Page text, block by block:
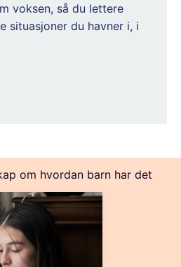
voksen, så du lettere
situasjoner du havner i, i
om hvordan barn har det